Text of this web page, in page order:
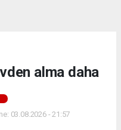
alma daha
03.08.2026 - 21:57